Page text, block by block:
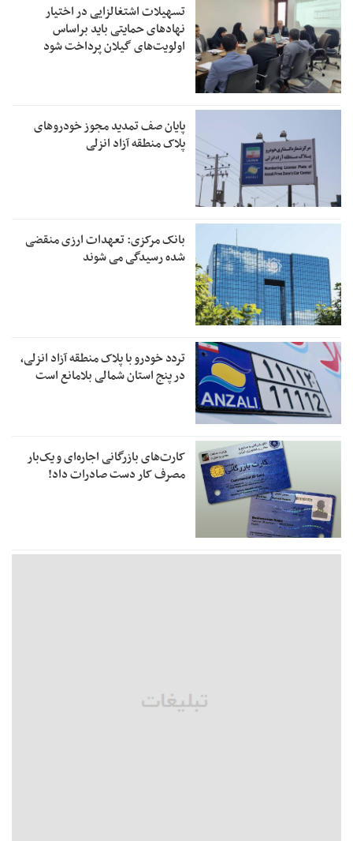
تسهیلات اشتغالزایی در اختیار
نهادهای حمایتی باید براساس
اولویت‌های گیلان پرداخت شود
پایان صف تمدید مجوز خودروهای
پلاک منطقه آزاد انزلی
بانک مرکزی: تعهدات ارزی منقضی
شده رسیدگی می شوند
تردد خودرو با پلاک منطقه آزاد انزلی،
در پنج استان شمالی بلامانع است
کارت‌های بازرگانی اجاره‌ای و یک‌بار
مصرف کار دست صادرات داد!